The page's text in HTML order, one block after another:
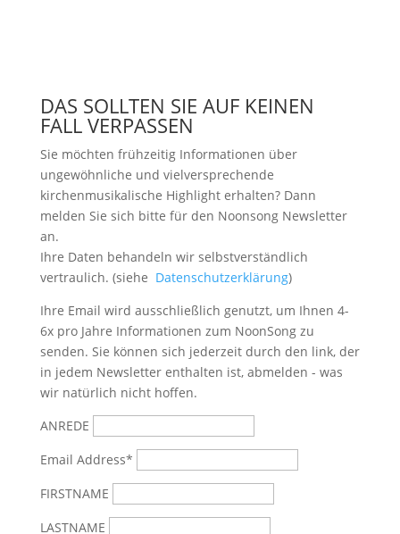
DAS SOLLTEN SIE AUF KEINEN
FALL VERPASSEN
Sie möchten frühzeitig Informationen über
ungewöhnliche und vielversprechende
kirchenmusikalische Highlight erhalten? Dann
melden Sie sich bitte für den Noonsong Newsletter
an.
Ihre Daten behandeln wir selbstverständlich
vertraulich. (siehe Datenschutzerklärung)
Ihre Email wird ausschließlich genutzt, um Ihnen 4-
6x pro Jahre Informationen zum NoonSong zu
senden. Sie können sich jederzeit durch den link, der
in jedem Newsletter enthalten ist, abmelden - was
wir natürlich nicht hoffen.
ANREDE
Email Address*
FIRSTNAME
LASTNAME